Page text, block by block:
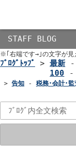
STAFF BLOG
※｢右端です→｣の文字が見
ﾌﾞﾛｸﾞﾄｯﾌﾟ > 最新 -
100 -
> 告知 - 税務･会計･監